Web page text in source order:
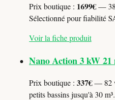
Prix boutique : 1699€— 38
Sélectionné pour fiabilité
Voir la fiche produit
Nano Action 3 kW 21
Prix boutique :337€— 82
petits bassins jusqu'à 30 m³.